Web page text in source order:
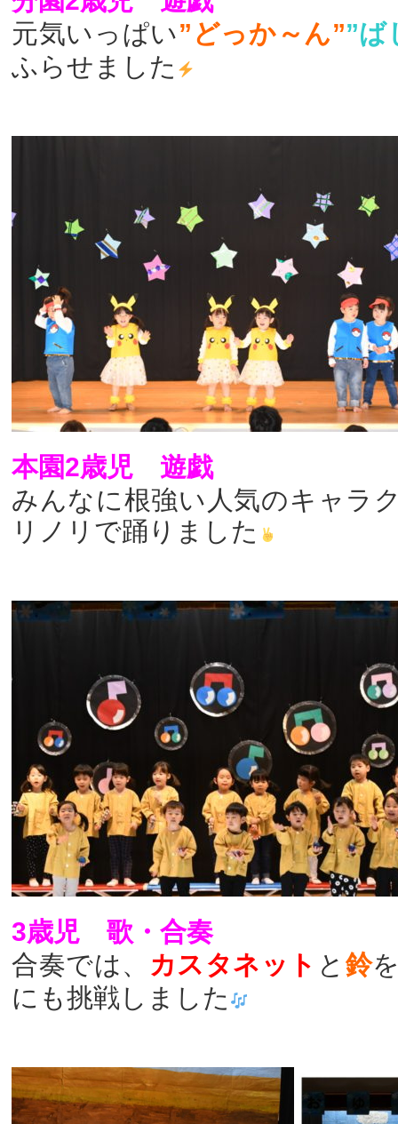
元気いっぱい”どっか～ん””ば
ふらせました
本園2歳児 遊戯
みんなに根強い人気のキャラ
リノリで踊りました
3歳児 歌・合奏
合奏では、
カスタネット と 鈴
にも挑戦しました